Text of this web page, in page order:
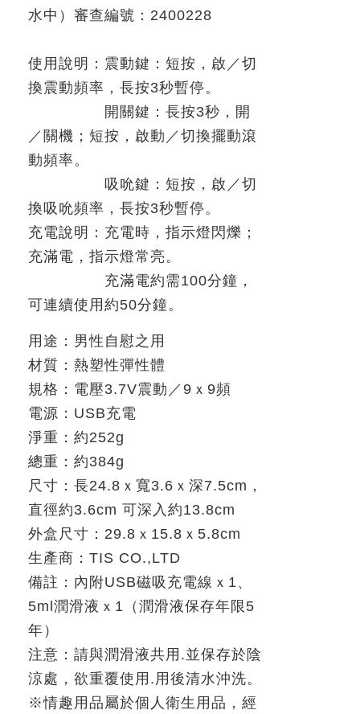
水中）審查編號： 2400228
使用說明：震動鍵：短按，啟 ／切
換震動頻率，長按3秒暫停。
開關鍵：長按3秒，開
／關機；短按，啟動／切換擺動滾
動頻率。
吸吮鍵：短按，啟 ／切
換吸吮頻率，長按3秒暫停。
充電說明：充電時，指示燈閃爍；
充滿電，指示燈常亮。
充滿電約需100分鐘，
可連續使用約50分鐘。
用途：男性自慰之用
材質：熱塑性彈性體
規格：電壓3.7V震動／ 9 ｘ 9頻
電源： USB充電
淨重：約252g
總重：約384g
尺寸：長24.8 ｘ寬3.6 ｘ深7.5cm ，
直徑約3.6cm 可深入約13.8cm
外盒尺寸： 29.8 ｘ 15.8 ｘ 5.8cm
生產商： TIS CO.,LTD
備註：內附USB磁吸充電線ｘ 1 、
5ml潤滑液ｘ 1 （潤滑液保存年限 5
年）
注意：請與潤滑液共用 .並保存於陰
涼處，欲重覆使用 . 用後清水沖洗。
※情趣用品屬於個人衛生用品，經